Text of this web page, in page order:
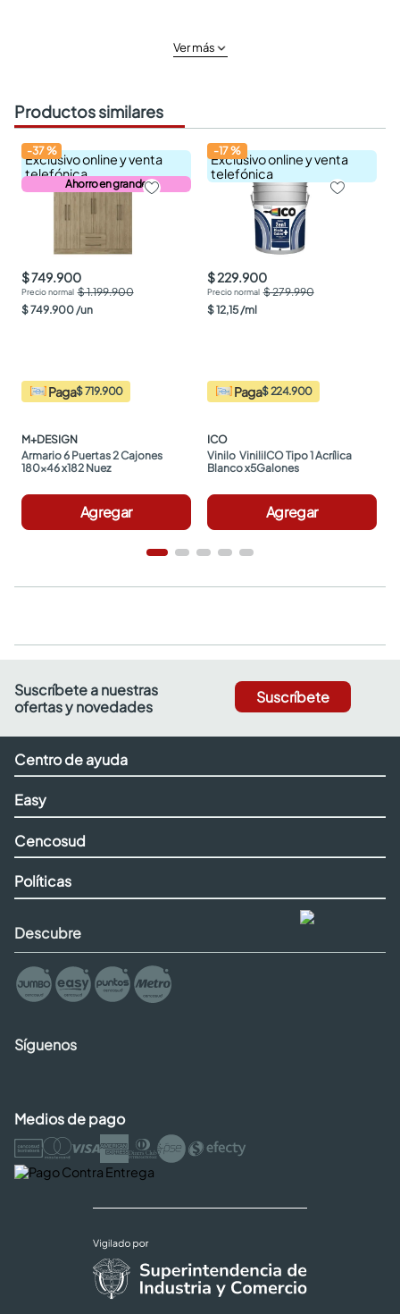
Ver más
Productos similares
Exclusivo online y venta
telefónica
Ahorro en grande
-37%
$ 749.900
$ 1.199.900
$749.900 /un
Paga$ 719.900
M+DESIGN
Armario 6 Puertas 2 Cajones
180x46 x182 Nuez
Agregar
Exclusivo online y venta
telefónica
-17%
$ 229.900
$ 279.990
$12,15 /ml
Paga$ 224.900
ICO
Vinilo  ViniliICO Tipo 1 Acrílica
Blanco x5Galones
Agregar
Suscríbete a nuestras
ofertas y novedades
Suscríbete
Centro de ayuda
Easy
Cencosud
Políticas
Descubre
Síguenos
Medios de pago